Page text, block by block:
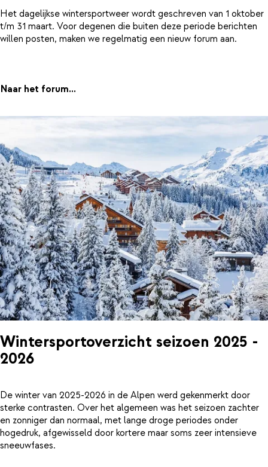
Het dagelijkse wintersportweer wordt geschreven van 1 oktober
t/m 31 maart. Voor degenen die buiten deze periode berichten
willen posten, maken we regelmatig een nieuw forum aan.
Naar het forum...
Wintersportoverzicht seizoen 2025 -
2026
De winter van 2025-2026 in de Alpen werd gekenmerkt door
sterke contrasten. Over het algemeen was het seizoen zachter
en zonniger dan normaal, met lange droge periodes onder
hogedruk, afgewisseld door kortere maar soms zeer intensieve
sneeuwfases.